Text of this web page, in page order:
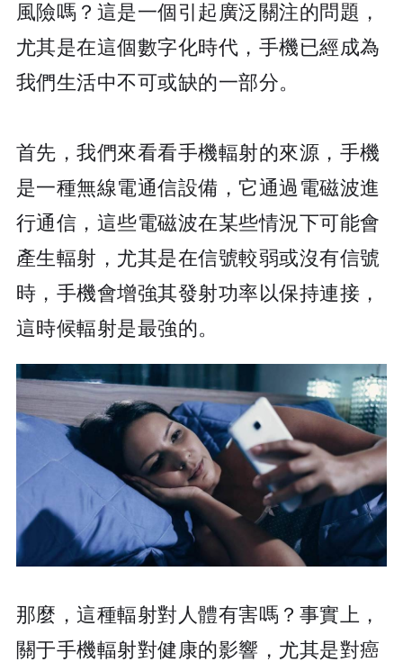
風險嗎？這是一個引起廣泛關注的問題，
尤其是在這個數字化時代，手機已經成為
我們生活中不可或缺的一部分。
首先，我們來看看手機輻射的來源，手機
是一種無線電通信設備，它通過電磁波進
行通信，這些電磁波在某些情況下可能會
產生輻射，尤其是在信號較弱或沒有信號
時，手機會增強其發射功率以保持連接，
這時候輻射是最強的。
那麼，這種輻射對人體有害嗎？事實上，
關于手機輻射對健康的影響，尤其是對癌